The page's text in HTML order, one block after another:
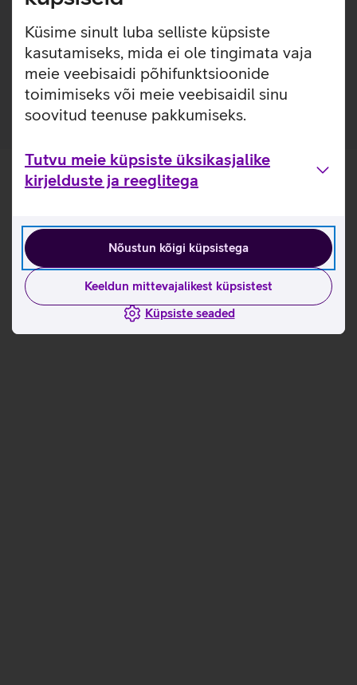
Küsime sinult luba selliste küpsiste
kasutamiseks, mida ei ole tingimata vaja
meie veebisaidi põhifunktsioonide
toimimiseks või meie veebisaidil sinu
soovitud teenuse pakkumiseks.
Tutvu meie küpsiste üksikasjalike
kirjelduste ja reeglitega
Nõustun kõigi küpsistega
Keeldun mittevajalikest küpsistest
Küpsiste seaded
Kasulikud lingid
Tutvu Lenovo Essential Compact juhtmeta hiire
omadustega lähemalt siit